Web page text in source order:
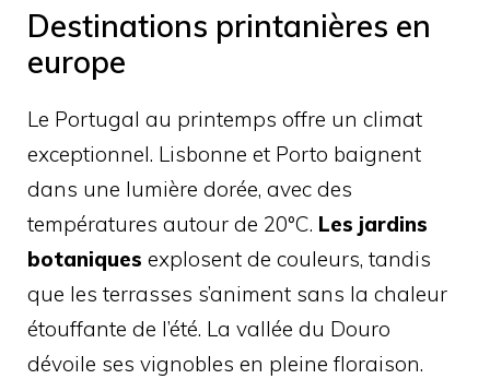
Destinations printanières en
europe
Le Portugal au printemps offre un climat
exceptionnel. Lisbonne et Porto baignent
dans une lumière dorée, avec des
températures autour de 20°C. Les jardins
botaniques explosent de couleurs, tandis
que les terrasses s’animent sans la chaleur
étouffante de l’été. La vallée du Douro
dévoile ses vignobles en pleine floraison.